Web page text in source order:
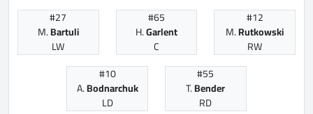
#27
M.Bartuli
LW
#65
H.Garlent
C
#12
M.Rutkowski
RW
#10
A.Bodnarchuk
LD
#55
T.Bender
RD